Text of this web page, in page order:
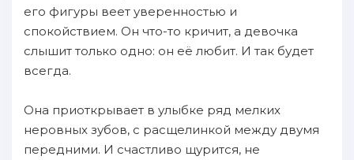
его фигуры веет уверенностью и
спокойствием. Он что-то кричит, а девочка
слышит только одно: он её любит. И так будет
всегда.
Она приоткрывает в улыбке ряд мелких
неровных зубов, с расщелинкой между двумя
передними. И счастливо щурится, не